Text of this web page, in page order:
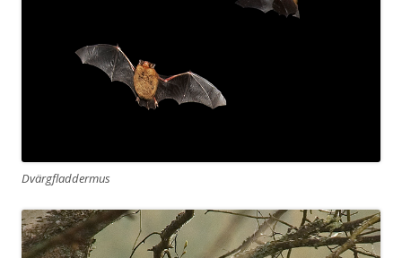
Dvärgfladdermus